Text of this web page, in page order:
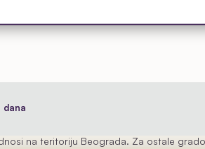
dana
na teritoriju Beograda. Za ostale